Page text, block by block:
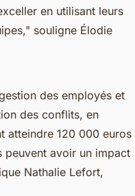
en utilisant leurs
souligne Élodie
des employés et
des conflits, en
atteindre 120 000 euros
peuvent avoir un impact
Nathalie Lefort,